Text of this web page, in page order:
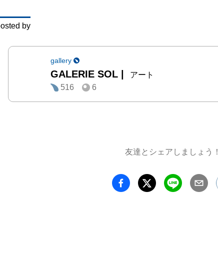
by
gallery
GALERIE SOL |
アート
516
6
友達とシェアしましょう！